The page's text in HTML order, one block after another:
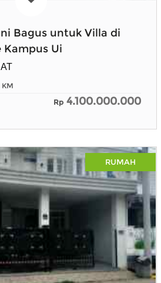
Bagus untuk Villa di
Kampus Ui
KM
Rp 4.100.000.000
RUMAH